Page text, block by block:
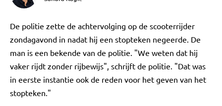
De politie zette de achtervolging op de scooterrijder
zondagavond in nadat hij een stopteken negeerde. De
man is een bekende van de politie. "We weten dat hij
vaker rijdt zonder rijbewijs", schrijft de politie. "Dat was
in eerste instantie ook de reden voor het geven van het
stopteken."